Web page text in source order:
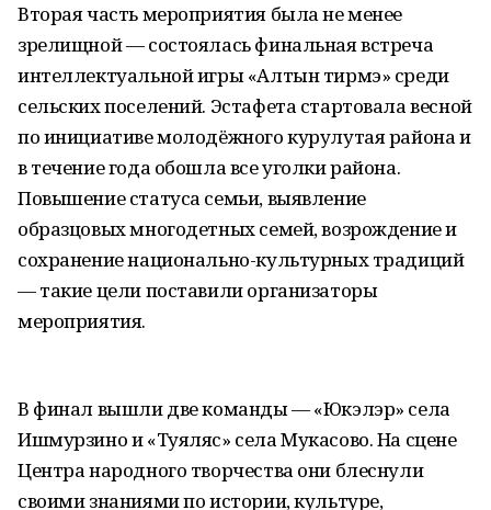
Вторая часть мероприятия была не менее
зрелищной — состоялась финальная встреча
интеллектуальной игры «Алтын тирмэ» среди
сельских поселений. Эстафета стартовала весной
по инициативе молодёжного курулутая района и
в течение года обошла все уголки района.
Повышение статуса семьи, выявление
образцовых многодетных семей, возрождение и
сохранение национально-культурных традиций
— такие цели поставили организаторы
мероприятия.
В финал вышли две команды — «Юкэлэр» села
Ишмурзино и «Туяляс» села Мукасово. На сцене
Центра народного творчества они блеснули
своими знаниями по истории, культуре,